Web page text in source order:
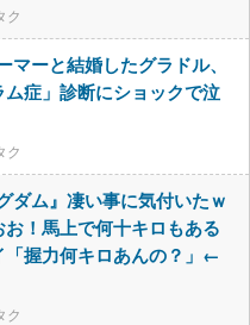
ク
マーと結婚したグラドル、
症」診断にショックで泣
ク
ダム』凄い事に気付いたｗ
！馬上で何十キロもある
握力何キロあんの？」←
ク